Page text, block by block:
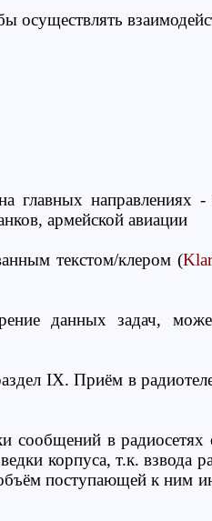
осуществлять
главных направлениях -
армейской авиации
текстом/клером (
данных задач,
IX. Приём в
в радиосетях
корпуса, т.к. взвода
поступающей к ним